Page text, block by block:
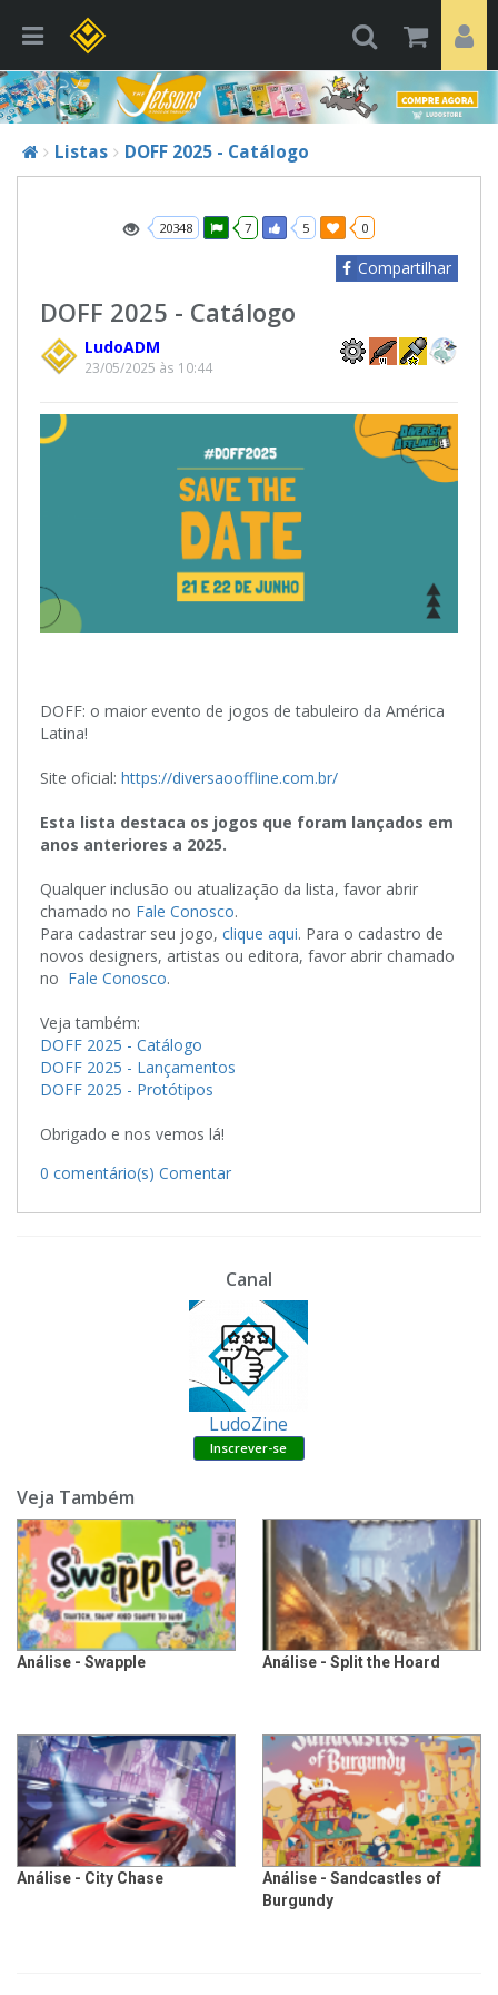
Listas DOFF 2025 - Catálogo
20348 7 5 0
Compartilhar
DOFF 2025 - Catálogo
LudoADM
23/05/2025 às 10:44
DOFF: o maior evento de jogos de tabuleiro da América
Latina!
Site oficial: https://diversaooffline.com.br/
Esta lista destaca os jogos que foram lançados em
anos anteriores a 2025.
Qualquer inclusão ou atualização da lista, favor abrir
chamado no Fale Conosco.
Para cadastrar seu jogo, clique aqui. Para o cadastro de
novos designers, artistas ou editora, favor abrir chamado
no Fale Conosco.
Veja também:
DOFF 2025 - Catálogo
DOFF 2025 - Lançamentos
DOFF 2025 - Protótipos
Obrigado e nos vemos lá!
0 comentário(s) Comentar
Canal
LudoZine
Veja Também
Análise - Swapple Análise - Split the Hoard
Análise - City Chase
Análise - Sandcastles of
Burgundy